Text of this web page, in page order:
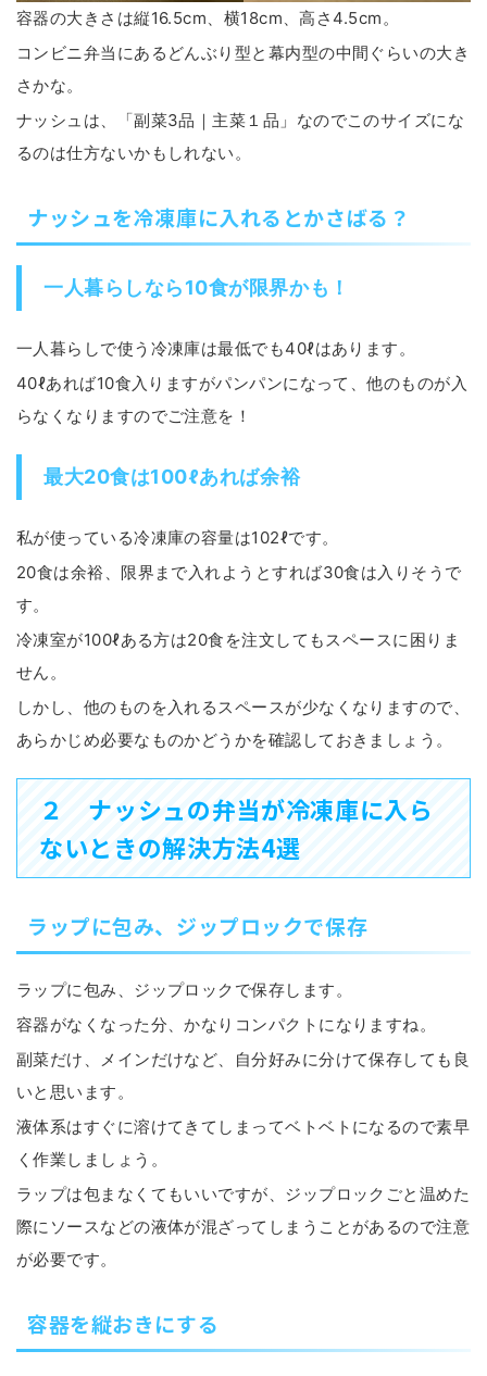
容器の大きさは縦16.5cm、横18cm、高さ4.5cm。
コンビニ弁当にあるどんぶり型と幕内型の中間ぐらいの大き
さかな。
ナッシュは、「副菜3品｜主菜１品」なのでこのサイズにな
るのは仕方ないかもしれない。
ナッシュを冷凍庫に入れるとかさばる？
一人暮らしなら10食が限界かも！
一人暮らしで使う冷凍庫は最低でも40ℓはあります。
40ℓあれば10食入りますがパンパンになって、他のものが入
らなくなりますのでご注意を！
最大20食は100ℓあれば余裕
私が使っている冷凍庫の容量は102ℓです。
20食は余裕、限界まで入れようとすれば30食は入りそうで
す。
冷凍室が100ℓある方は20食を注文してもスペースに困りま
せん。
しかし、他のものを入れるスペースが少なくなりますので、
あらかじめ必要なものかどうかを確認しておきましょう。
２ ナッシュの弁当が冷凍庫に入ら
ないときの解決方法4選
ラップに包み、ジップロックで保存
ラップに包み、ジップロックで保存します。
容器がなくなった分、かなりコンパクトになりますね。
副菜だけ、メインだけなど、自分好みに分けて保存しても良
いと思います。
液体系はすぐに溶けてきてしまってベトベトになるので素早
く作業しましょう。
ラップは包まなくてもいいですが、ジップロックごと温めた
際にソースなどの液体が混ざってしまうことがあるので注意
が必要です。
容器を縦おきにする